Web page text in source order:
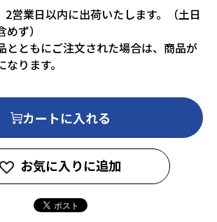
2営業日以内に出荷いたします。（土日
ず）
とともにご注文された場合は、商品が
ります。
カートに入れる
お気に入りに追加